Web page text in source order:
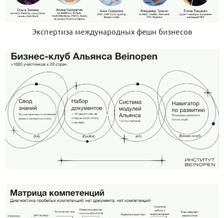
Экспертиза международных фешн бизнесов